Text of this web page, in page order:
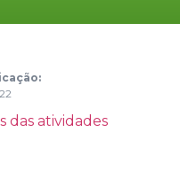
das atividades